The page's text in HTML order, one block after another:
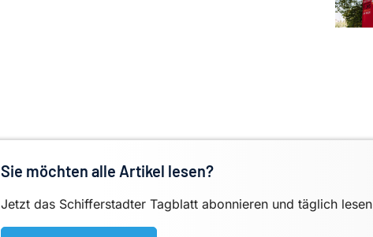
Sie möchten alle Artikel lesen?
Jetzt das Schifferstadter Tagblatt abonnieren und täglich lesen